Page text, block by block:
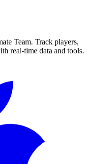
Team. Track players,
real-time data and tools.